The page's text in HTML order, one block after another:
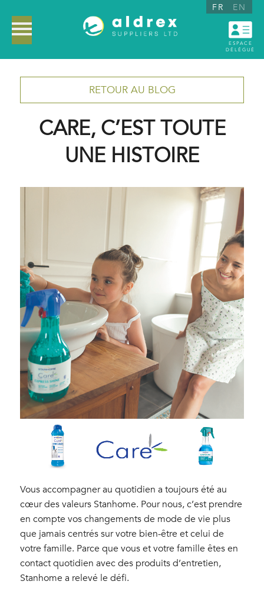
FR EN
ESPACE
DÉLÉGUÉ
RETOUR AU BLOG
CARE, C’EST TOUTE
UNE HISTOIRE
Vous accompagner au quotidien a toujours été au
cœur des valeurs Stanhome. Pour nous, c’est prendre
en compte vos changements de mode de vie plus
que jamais centrés sur votre bien-être et celui de
votre famille. Parce que vous et votre famille êtes en
contact quotidien avec des produits d’entretien,
Stanhome a relevé le défi.